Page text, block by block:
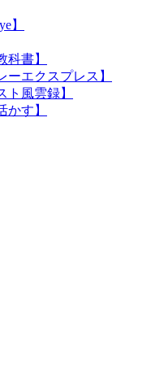
】
書】
エクスプレス】
風雲録】
す】